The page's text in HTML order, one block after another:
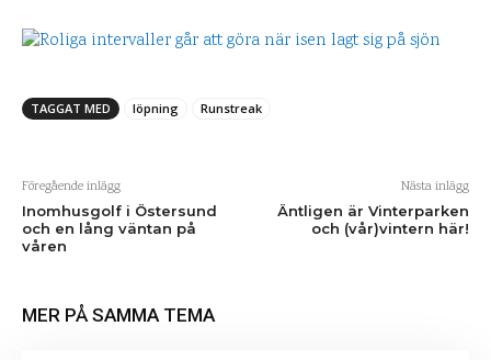
TAGGAT MED löpning Runstreak
Föregående inlägg
Inomhusgolf i Östersund
och en lång väntan på
våren
Nästa inlägg
Äntligen är Vinterparken
och (vår)vintern här!
MER PÅ SAMMA TEMA